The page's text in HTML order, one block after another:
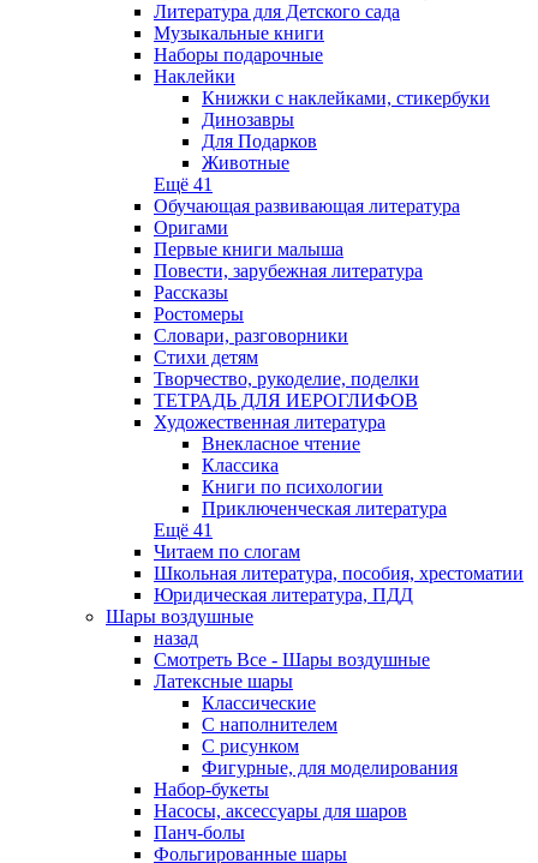
Литература для Детского сада
Музыкальные книги
Наборы подарочные
Наклейки
Книжки с наклейками, стикербуки
Динозавры
Для Подарков
Животные
Ещё 41
Обучающая развивающая литература
Оригами
Первые книги малыша
Повести, зарубежная литература
Рассказы
Ростомеры
Словари, разговорники
Стихи детям
Творчество, рукоделие, поделки
ТЕТРАДЬ ДЛЯ ИЕРОГЛИФОВ
Художественная литература
Внекласное чтение
Классика
Книги по психологии
Приключенческая литература
Ещё 41
Читаем по слогам
Школьная литература, пособия, хрестоматии
Юридическая литература, ПДД
Шары воздушные
назад
Смотреть Все - Шары воздушные
Латексные шары
Классические
С наполнителем
С рисунком
Фигурные, для моделирования
Набор-букеты
Насосы, аксессуары для шаров
Панч-болы
Фольгированные шары